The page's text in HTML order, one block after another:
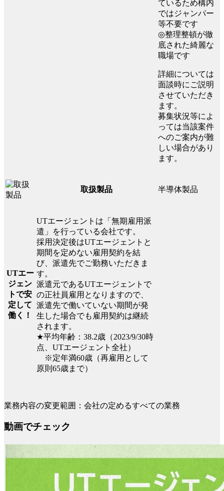
ているため構内
ではジャンパー
等不要です
◎整理整頓が徹
底された綺麗な
職場です
詳細については
面談時にご説明
させていただき
ます。
募集状況等によ
っては当該案件
へのご案内が難
しい場合があり
ます。
取扱製品 半導体製品
UTエー
ジェン
トで安
定して
働く！
UTエージェントは「無期雇用派
遣」を行っている会社です。
採用決定後はUTエージェントと
期間を定めない雇用契約を結
び、派遣先でご勤務いただきま
す。
派遣元であるUTエージェントで
の正社員雇用となりますので、
派遣先で働いていない期間が発
生した場合でも雇用契約は継続
されます。
★平均年齢：38.2歳（2023/9/30時
点、UTエージェント全社）
※定年満60歳（再雇用として
原則65歳まで）
業務内容の変更範囲：会社の定めるすべての業務
動画でチェック